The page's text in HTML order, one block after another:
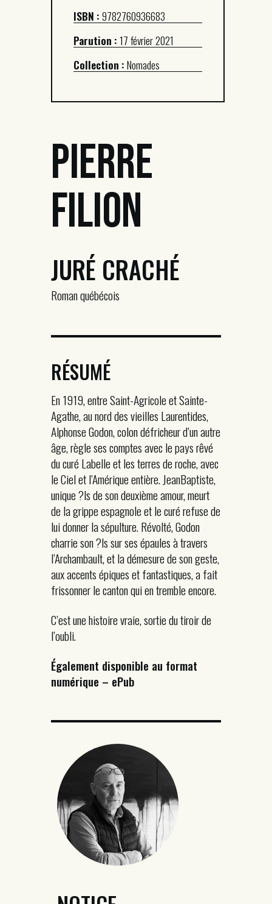
ISBN :9782760936683
Parution :17 février 2021
Collection :Nomades
Pierre
Filion
JURÉ CRACHÉ
Roman québécois
RÉSUMÉ
En 1919, entre Saint-Agricole et Sainte-
Agathe, au nord des vieilles Laurentides,
Alphonse Godon, colon défricheur d’un autre
âge, règle ses comptes avec le pays rêvé
du curé Labelle et les terres de roche, avec
le Ciel et l’Amérique entière. JeanBaptiste,
unique ?ls de son deuxième amour, meurt
de la grippe espagnole et le curé refuse de
lui donner la sépulture. Révolté, Godon
charrie son ?ls sur ses épaules à travers
l’Archambault, et la démesure de son geste,
aux accents épiques et fantastiques, a fait
frissonner le canton qui en tremble encore.
C’est une histoire vraie, sortie du tiroir de
l’oubli.
Également disponible au format
numérique – ePub